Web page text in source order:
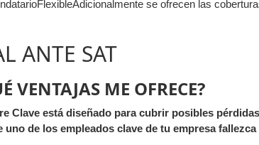
se ofrecen las
ANTE SAT
VENTAJAS ME OFRECE?
Clave está diseñado para cubrir posibles
uno de los empleados clave de tu empresa